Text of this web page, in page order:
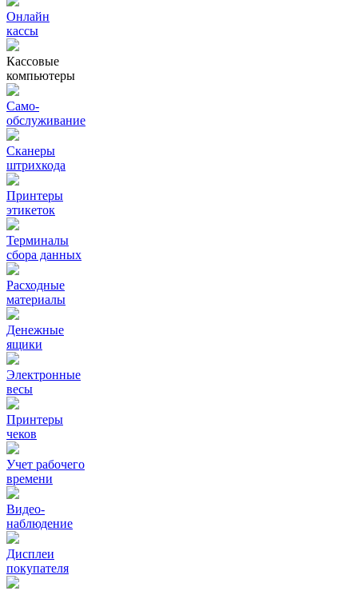
Онлайн
кассы
Кассовые
компьютеры
Само-
обслуживание
Сканеры
штрихкода
Принтеры
этикеток
Терминалы
сбора данных
Расходные
материалы
Денежные
ящики
Электронные
весы
Принтеры
чеков
Учет рабочего
времени
Видео‑
наблюдение
Дисплеи
покупателя